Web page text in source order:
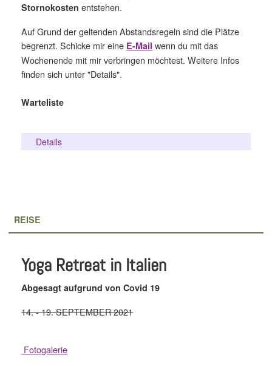
Stornokosten entstehen.
Auf Grund der geltenden Abstandsregeln sind die Plätze
begrenzt. Schicke mir eine E-Mail wenn du mit das
Wochenende mit mir verbringen möchtest. Weitere Infos
finden sich unter "Details".
Warteliste
Details
REISE
Yoga Retreat in Italien
Abgesagt aufgrund von Covid 19
14. - 19. SEPTEMBER 2021
Fotogalerie